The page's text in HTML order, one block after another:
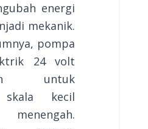
energi
mekanik.
pompa
24 volt
untuk
skala kecil